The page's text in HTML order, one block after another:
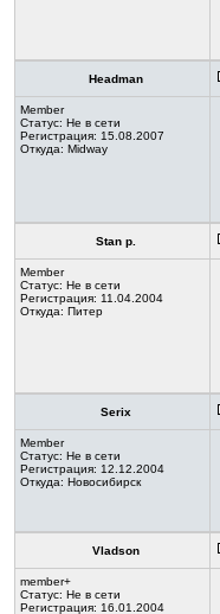
Headman
Member
Статус: Не в сети
Регистрация: 15.08.2007
Откуда: Midway
Stan p.
Member
Статус: Не в сети
Регистрация: 11.04.2004
Откуда: Питер
Serix
Member
Статус: Не в сети
Регистрация: 12.12.2004
Откуда: Новосибирск
Vladson
member+
Статус: Не в сети
Регистрация: 16.01.2004